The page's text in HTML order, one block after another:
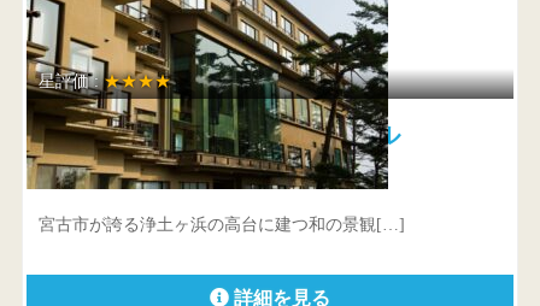
星評価 :★★★★
三陸海岸 浄土ヶ浜パークホテル
岩手県 宮古市日立浜町32-4
宮古市が誇る浄土ヶ浜の高台に建つ和の景観[…]
詳細を見る